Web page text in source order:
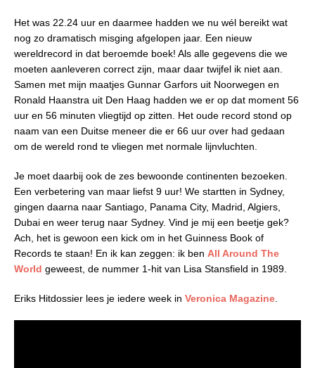
Het was 22.24 uur en daarmee hadden we nu wél bereikt wat
nog zo dramatisch misging afgelopen jaar. Een nieuw
wereldrecord in dat beroemde boek! Als alle gegevens die we
moeten aanleveren correct zijn, maar daar twijfel ik niet aan.
Samen met mijn maatjes Gunnar Garfors uit Noorwegen en
Ronald Haanstra uit Den Haag hadden we er op dat moment 56
uur en 56 minuten vliegtijd op zitten. Het oude record stond op
naam van een Duitse meneer die er 66 uur over had gedaan
om de wereld rond te vliegen met normale lijnvluchten.
Je moet daarbij ook de zes bewoonde continenten bezoeken.
Een verbetering van maar liefst 9 uur! We startten in Sydney,
gingen daarna naar Santiago, Panama City, Madrid, Algiers,
Dubai en weer terug naar Sydney. Vind je mij een beetje gek?
Ach, het is gewoon een kick om in het Guinness Book of
Records te staan! En ik kan zeggen: ik ben All Around The
World geweest, de nummer 1-hit van Lisa Stansfield in 1989.
Eriks Hitdossier lees je iedere week in Veronica Magazine